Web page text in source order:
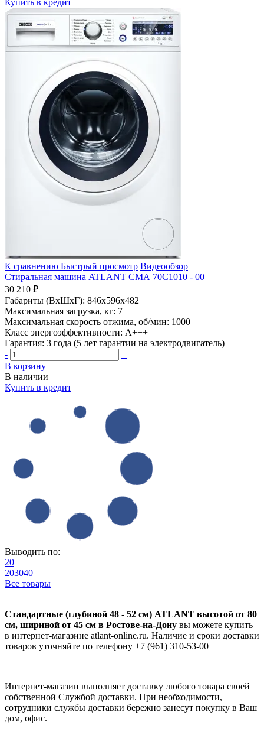
К сравнению Быстрый просмотр Видеообзор
Стиральная машина ATLANT СМА 70С1010 - 00
30 210 ₽
Габариты (ВхШхГ): 846x596x482
Максимальная загрузка, кг: 7
Максимальная скорость отжима, об/мин: 1000
Класс энергоэффективности: A+++
Гарантия: 3 года (5 лет гарантии на электродвигатель)
-
+
В корзину
В наличии
Купить в кредит
Выводить по:
20
203040
Все товары
Стандартные (глубиной 48 - 52 см) ATLANT высотой от 80
см, шириной от 45 см в Ростове-на-Дону вы можете купить
в интернет-магазине atlant-online.ru. Наличие и сроки доставки
товаров уточняйте по телефону +7 (961) 310-53-00
Интернет-магазин выполняет доставку любого товара своей
собственной Службой доставки. При необходимости,
сотрудники службы доставки бережно занесут покупку в Ваш
дом, офис.